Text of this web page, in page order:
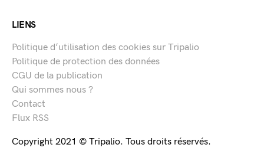
LIENS
Politique d’utilisation des cookies sur Tripalio
Politique de protection des données
CGU de la publication
Qui sommes nous ?
Contact
Flux RSS
Copyright 2021 © Tripalio. Tous droits réservés.